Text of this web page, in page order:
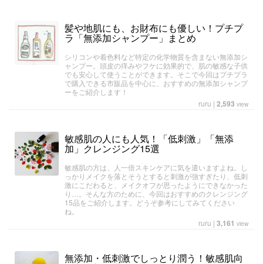
髪や地肌にも、お財布にも優しい！プチプ
ラ「無添加シャンプー」まとめ
シリコンや着色料など特定の化学物質を含まない無添加シ
ャンプー。頭皮の痒みやフケに効果的で、肌の敏感な子供
でも安心して使うことができます。そこで今回はプチプラ
で購入できる市販品を中心に、おすすめの無添加シャンプ
ーをご紹介します！
ruru | 2,593 view
敏感肌の人にも人気！「低刺激」「無添
加」クレンジング15選
敏感肌の方は、人一倍スキンケアに気を遣いますよね。し
っかりメイクを落とそうとすると刺激が強すぎたり、低刺
激にこだわると、メイクオフが思ったようにできなかった
り…。そんな方のために、今回はおすすめのクレンジング
15品をご紹介します。どうぞ参考にしてみてください
ね。
ruru | 3,161 view
無添加・低刺激でしっとり潤う！敏感肌向